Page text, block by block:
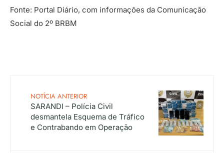
Fonte: Portal Diário, com informações da Comunicação
Social do 2º BRBM
NOTÍCIA ANTERIOR
SARANDI – Polícia Civil
desmantela Esquema de Tráfico
e Contrabando em Operação